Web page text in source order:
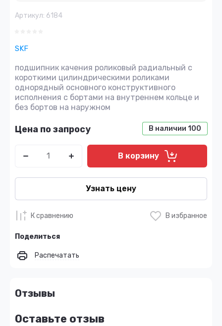
Артикул: 6184
SKF
подшипник качения роликовый радиальный с
короткими цилиндрическими роликами
однорядный основного конструктивного
исполнения с бортами на внутреннем кольце и
без бортов на наружном
В наличии 100
Цена по запросу
В корзину
Узнать цену
К сравнению В избранное
Поделиться
Распечатать
Отзывы
Оставьте отзыв